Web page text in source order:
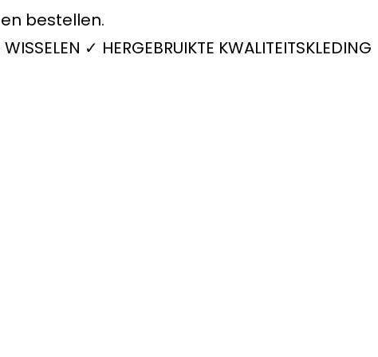
bestellen.
✓ HERGEBRUIKTE KWALITEITSKLEDING